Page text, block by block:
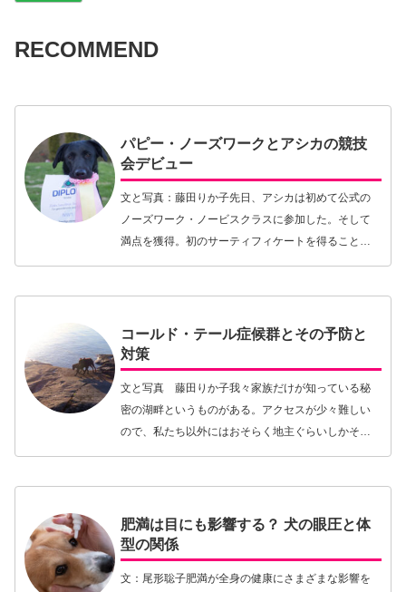
RECOMMEND
パピー・ノーズワークとアシカの競技
会デビュー
文と写真：藤田りか子先日、アシカは初めて公式の
ノーズワーク・ノービスクラスに参加した。そして
満点を獲得。初のサーティフィケートを得ることが
できた。ラッコとのノーズワークの楽しさに味をし
コールド・テール症候群とその予防と
対策
文と写真 藤田りか子我々家族だけが知っている秘
密の湖畔というものがある。アクセスが少々難しい
ので、私たち以外にはおそらく地主ぐらいしかそこ
を知らないだろう。夏の夕暮れなど、貸切状態の湖
肥満は目にも影響する？ 犬の眼圧と体
型の関係
文：尾形聡子肥満が全身の健康にさまざまな影響を